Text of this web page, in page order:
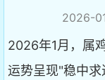
2026-
2026年1月，属
运势呈现"稳中